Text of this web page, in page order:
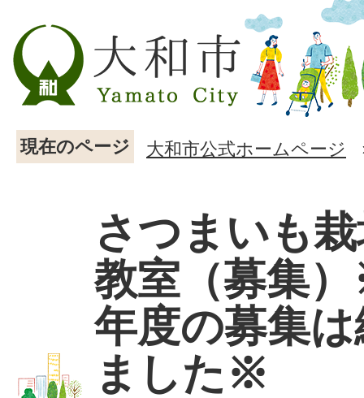
現在のページ 大和市公式ホームページ
さつまいも
教室（募集
年度の募集
ました※